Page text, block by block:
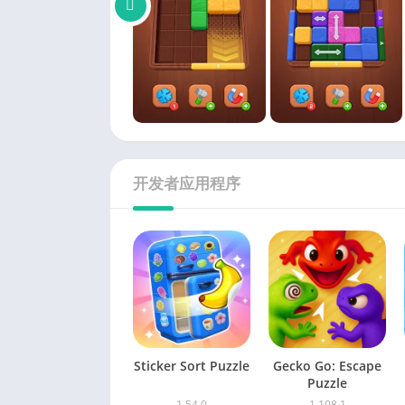
开发者应用程序
Sticker Sort Puzzle
Gecko Go: Escape
Puzzle